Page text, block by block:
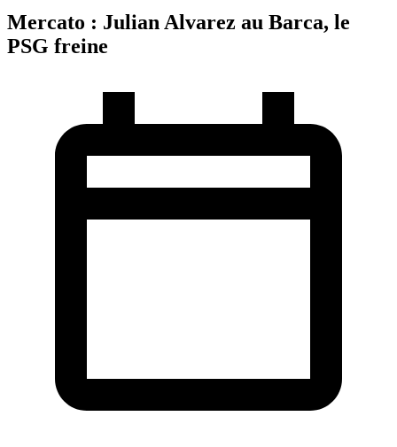
Mercato : Julian Alvarez au Barca, le
PSG freine